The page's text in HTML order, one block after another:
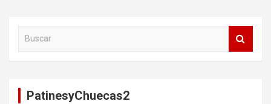
PatinesyChuecas2